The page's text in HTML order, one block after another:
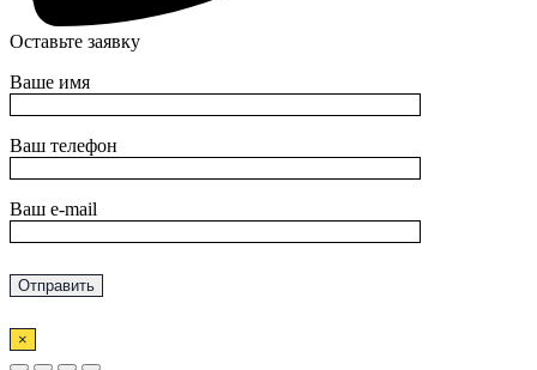
Оставьте заявку
Ваше имя
Ваш телефон
Ваш e-mail
×